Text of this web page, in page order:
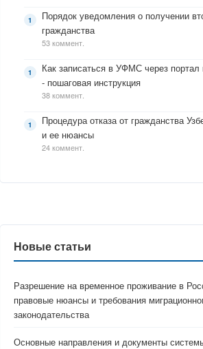
Порядок уведомления о получении
гражданства
53 коммент.
Как записаться в УФМС через портал
- пошаговая инструкция
38 коммент.
Процедура отказа от гражданства
и ее нюансы
24 коммент.
Новые статьи
Разрешение на временное проживание в
правовые нюансы и требования
законодательства
Основные направления и документы